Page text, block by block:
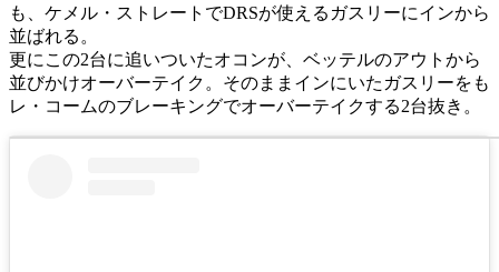
も、ケメル・ストレートでDRSが使えるガスリーにインから
並ばれる。
更にこの2台に追いついたオコンが、ベッテルのアウトから
並びかけオーバーテイク。そのままインにいたガスリーをも
レ・コームのブレーキングでオーバーテイクする2台抜き。